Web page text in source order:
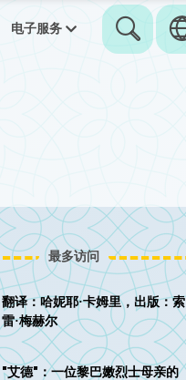
电子服务
最多访问
翻译：哈妮耶·卡姆里，出版：索
雷·梅赫尔
"艾德"：一位黎巴嫩烈士母亲的